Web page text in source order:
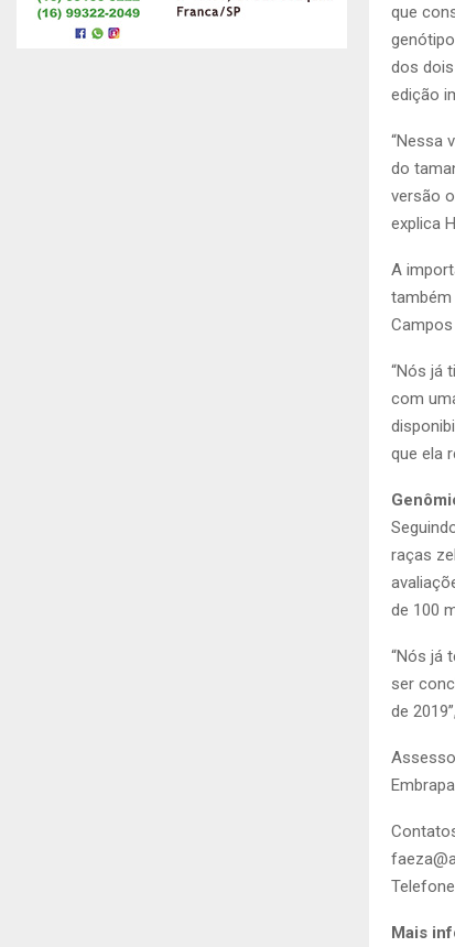
que
dos
edição
“Nessa
do
versão
explica
A
também
“Nós já
com
que ela
raças
de 100
“Nós já
ser
de
Mais